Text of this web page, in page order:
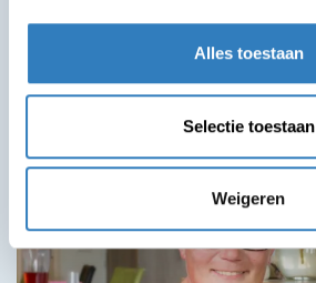
Alles toestaan
Selectie toestaan
Weigeren
Duinoordseweg 36
3233 EE Oostvoorne
Bekijk locatie